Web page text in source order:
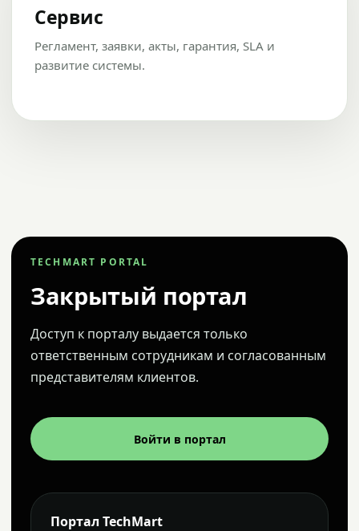
Сервис
Регламент, заявки, акты, гарантия, SLA и
развитие системы.
TECHMART PORTAL
Закрытый портал
Доступ к порталу выдается только
ответственным сотрудникам и согласованным
представителям клиентов.
Войти в портал
Портал TechMart